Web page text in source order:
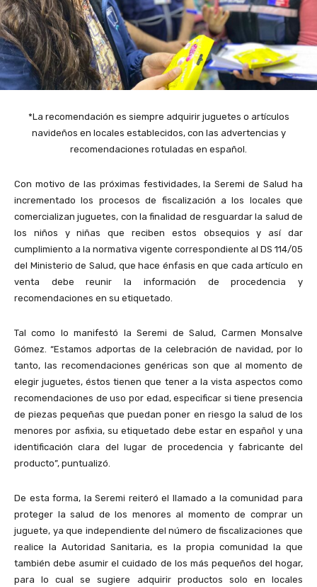
*La recomendación es siempre adquirir juguetes o artículos
navideños en locales establecidos, con las advertencias y
recomendaciones rotuladas en español.
Con motivo de las próximas festividades, la Seremi de Salud ha
incrementado los procesos de fiscalización a los locales que
comercializan juguetes, con la finalidad de resguardar la salud de
los niños y niñas que reciben estos obsequios y así dar
cumplimiento a la normativa vigente correspondiente al DS 114/05
del Ministerio de Salud, que hace énfasis en que cada artículo en
venta debe reunir la información de procedencia y
recomendaciones en su etiquetado.
Tal como lo manifestó la Seremi de Salud, Carmen Monsalve
Gómez. “Estamos adportas de la celebración de navidad, por lo
tanto, las recomendaciones genéricas son que al momento de
elegir juguetes, éstos tienen que tener a la vista aspectos como
recomendaciones de uso por edad, especificar si tiene presencia
de piezas pequeñas que puedan poner en riesgo la salud de los
menores por asfixia, su etiquetado debe estar en español y una
identificación clara del lugar de procedencia y fabricante del
producto”, puntualizó.
De esta forma, la Seremi reiteró el llamado a la comunidad para
proteger la salud de los menores al momento de comprar un
juguete, ya que independiente del número de fiscalizaciones que
realice la Autoridad Sanitaria, es la propia comunidad la que
también debe asumir el cuidado de los más pequeños del hogar,
para lo cual se sugiere adquirir productos solo en locales